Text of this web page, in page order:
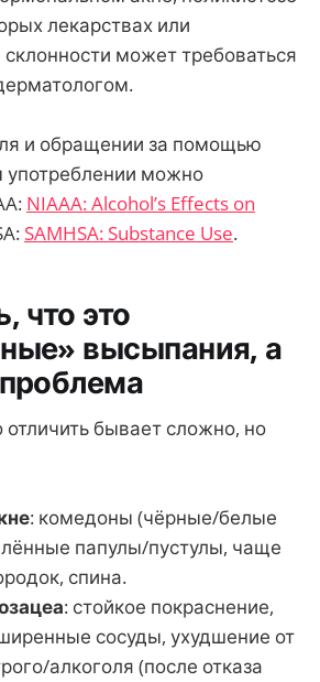
лекарствах или
может требоваться
и обращении за помощью
можно
NIAAA: Alcohol’s Effects on
SAMHSA: Substance Use.
что это
высыпания, а
бывает сложно, но
: комедоны (чёрные/белые
папулы/пустулы, чаще
спина.
: стойкое покраснение,
сосуды, ухудшение от
алкоголя (после отказа